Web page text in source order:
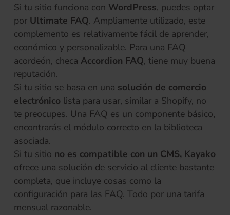
Si tu sitio funciona con WordPress, puedes optar
por Ultimate FAQ. Ampliamente utilizado, este
complemento es relativamente fácil de aprender,
económico y personalizable. Para una FAQ
acordeón, checaAccordion FAQ, tiene muy buena
reputación.
Si tu sitio se basa en una solución de comercio
electrónico lista para usar, similar a Shopify, no
te preocupes. Una FAQ es un componente básico,
encontrarás el módulo correcto en la biblioteca
asociada.
Si tu sitio no es compatible con un CMS, Kayako
ofrece una solución de servicio al cliente bastante
completa, que incluye cosas como la
configuración para las FAQ. Todo por una tarifa
mensual razonable.